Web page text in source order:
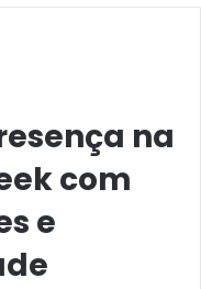
na
com
e